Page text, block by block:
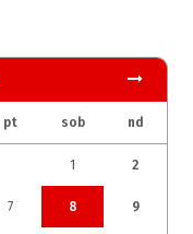
pt sob nd
1 2
7 8 9